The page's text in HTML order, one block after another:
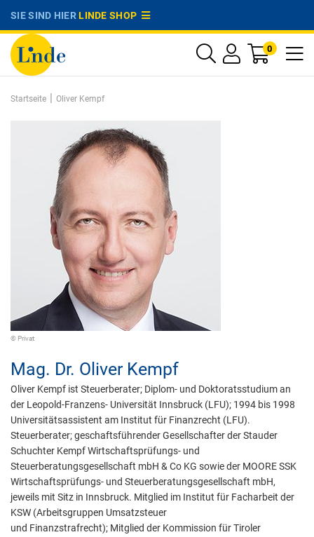
SIE SIND HIERLINDE SHOP
0
Startseite | Oliver Kempf
© Privat
Mag. Dr. Oliver Kempf
Oliver Kempf ist Steuerberater; Diplom- und Doktoratsstudium an
der Leopold-Franzens- Universität Innsbruck (LFU); 1994 bis 1998
Universitätsassistent am Institut für Finanzrecht (LFU).
Steuerberater; geschaftsführender Gesellschafter der Stauder
Schuchter Kempf Wirtschaftsprüfungs- und
Steuerberatungsgesellschaft mbH & Co KG sowie der MOORE SSK
Wirtschaftsprüfungs- und Steuerberatungsgesellschaft mbH,
jeweils mit Sitz in Innsbruck. Mitglied im Institut für Facharbeit der
KSW (Arbeitsgruppen Umsatzsteuer
und Finanzstrafrecht); Mitglied der Kommission für Tiroler